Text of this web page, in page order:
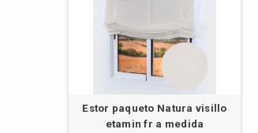
Estor paqueto Natura visillo
etamin fr a medida